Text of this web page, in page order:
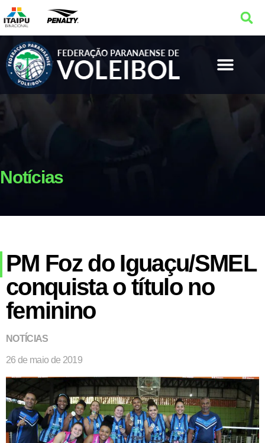
Notícias
PM Foz do Iguaçu/SMEL
conquista o título no
feminino
NOTÍCIAS
26 de maio de 2019